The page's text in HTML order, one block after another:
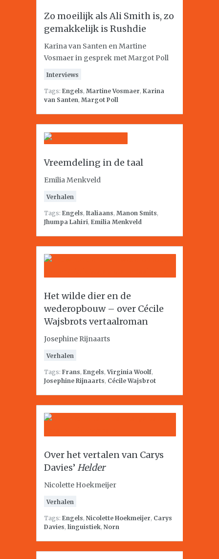
Zo moeilijk als Ali Smith is, zo
gemakkelijk is Rushdie
Karina van Santen en Martine
Vosmaer in gesprek met Margot Poll
Interviews
Tags: Engels, Martine Vosmaer, Karina
van Santen, Margot Poll
Vreemdeling in de taal
Emilia Menkveld
Verhalen
Tags: Engels, Italiaans, Manon Smits,
Jhumpa Lahiri, Emilia Menkveld
Het wilde dier en de
wederopbouw – over Cécile
Wajsbrots vertaalroman
Josephine Rijnaarts
Verhalen
Tags: Frans, Engels,Virginia Woolf,
Josephine Rijnaarts, Cécile Wajsbrot
Over het vertalen van Carys
Davies’ Helder
Nicolette Hoekmeijer
Verhalen
Tags: Engels, Nicolette Hoekmeijer, Carys
Davies, linguistiek, Norn